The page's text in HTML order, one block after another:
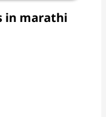
in marathi